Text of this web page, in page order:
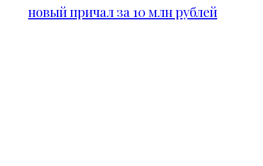
новый причал за 10 млн рублей